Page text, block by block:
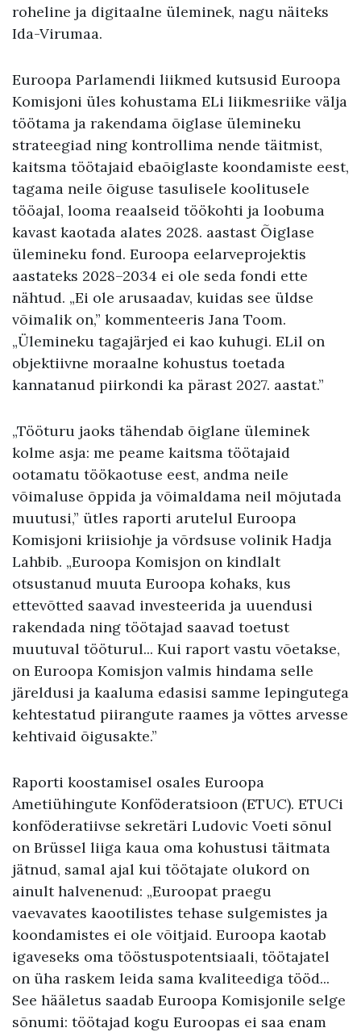
roheline ja digitaalne üleminek, nagu näiteks
Ida-Virumaa.
Euroopa Parlamendi liikmed kutsusid Euroopa
Komisjoni üles kohustama ELi liikmesriike välja
töötama ja rakendama õiglase ülemineku
strateegiad ning kontrollima nende täitmist,
kaitsma töötajaid ebaõiglaste koondamiste eest,
tagama neile õiguse tasulisele koolitusele
tööajal, looma reaalseid töökohti ja loobuma
kavast kaotada alates 2028. aastast Õiglase
ülemineku fond. Euroopa eelarveprojektis
aastateks 2028–2034 ei ole seda fondi ette
nähtud. „Ei ole arusaadav, kuidas see üldse
võimalik on,” kommenteeris Jana Toom.
„Ülemineku tagajärjed ei kao kuhugi. ELil on
objektiivne moraalne kohustus toetada
kannatanud piirkondi ka pärast 2027. aastat.”
„Tööturu jaoks tähendab õiglane üleminek
kolme asja: me peame kaitsma töötajaid
ootamatu töökaotuse eest, andma neile
võimaluse õppida ja võimaldama neil mõjutada
muutusi,” ütles raporti arutelul Euroopa
Komisjoni kriisiohje ja võrdsuse volinik Hadja
Lahbib. „Euroopa Komisjon on kindlalt
otsustanud muuta Euroopa kohaks, kus
ettevõtted saavad investeerida ja uuendusi
rakendada ning töötajad saavad toetust
muutuval tööturul... Kui raport vastu võetakse,
on Euroopa Komisjon valmis hindama selle
järeldusi ja kaaluma edasisi samme lepingutega
kehtestatud piirangute raames ja võttes arvesse
kehtivaid õigusakte.”
Raporti koostamisel osales Euroopa
Ametiühingute Konföderatsioon (ETUC). ETUCi
konföderatiivse sekretäri Ludovic Voeti sõnul
on Brüssel liiga kaua oma kohustusi täitmata
jätnud, samal ajal kui töötajate olukord on
ainult halvenenud: „Euroopat praegu
vaevavates kaootilistes tehase sulgemistes ja
koondamistes ei ole võitjaid. Euroopa kaotab
igaveseks oma tööstuspotentsiaali, töötajatel
on üha raskem leida sama kvaliteediga tööd...
See hääletus saadab Euroopa Komisjonile selge
sõnumi: töötajad kogu Euroopas ei saa enam